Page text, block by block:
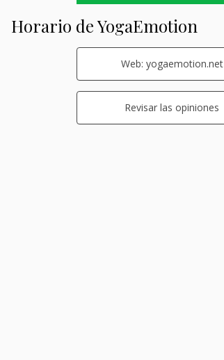
Horario de YogaEmotion
Web: yogaemotion.net
Revisar las opiniones